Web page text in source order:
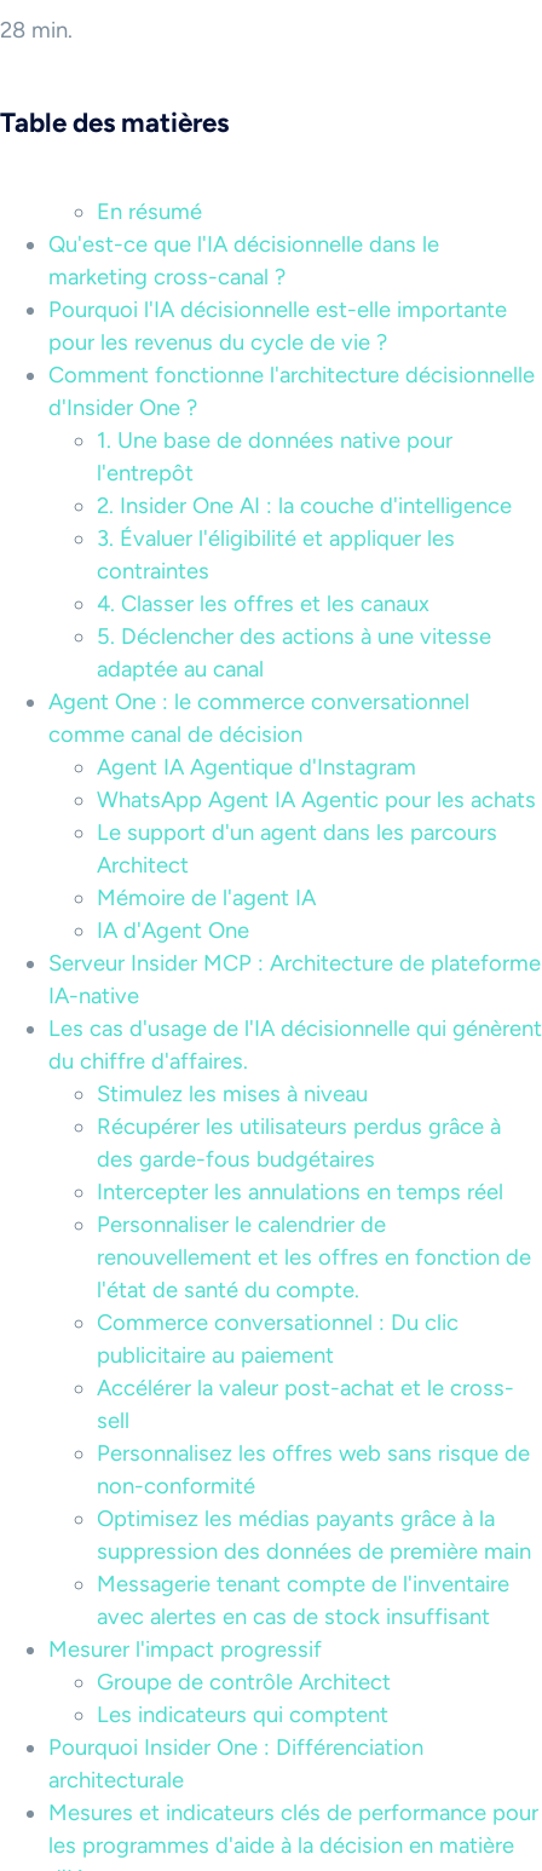
28 min.
Table des matières
En résumé
Qu'est-ce que l'IA décisionnelle dans le
marketing cross-canal ?
Pourquoi l'IA décisionnelle est-elle importante
pour les revenus du cycle de vie ?
Comment fonctionne l'architecture décisionnelle
d'Insider One ?
1. Une base de données native pour
l'entrepôt
2. Insider One AI : la couche d'intelligence
3. Évaluer l'éligibilité et appliquer les
contraintes
4. Classer les offres et les canaux
5. Déclencher des actions à une vitesse
adaptée au canal
Agent One : le commerce conversationnel
comme canal de décision
Agent IA Agentique d'Instagram
WhatsApp Agent IA Agentic pour les achats
Le support d'un agent dans les parcours
Architect
Mémoire de l'agent IA
IA d'Agent One
Serveur Insider MCP : Architecture de plateforme
IA-native
Les cas d'usage de l'IA décisionnelle qui génèrent
du chiffre d'affaires.
Stimulez les mises à niveau
Récupérer les utilisateurs perdus grâce à
des garde-fous budgétaires
Intercepter les annulations en temps réel
Personnaliser le calendrier de
renouvellement et les offres en fonction de
l'état de santé du compte.
Commerce conversationnel : Du clic
publicitaire au paiement
Accélérer la valeur post-achat et le cross-
sell
Personnalisez les offres web sans risque de
non-conformité
Optimisez les médias payants grâce à la
suppression des données de première main
Messagerie tenant compte de l'inventaire
avec alertes en cas de stock insuffisant
Mesurer l'impact progressif
Groupe de contrôle Architect
Les indicateurs qui comptent
Pourquoi Insider One : Différenciation
architecturale
Mesures et indicateurs clés de performance pour
les programmes d'aide à la décision en matière